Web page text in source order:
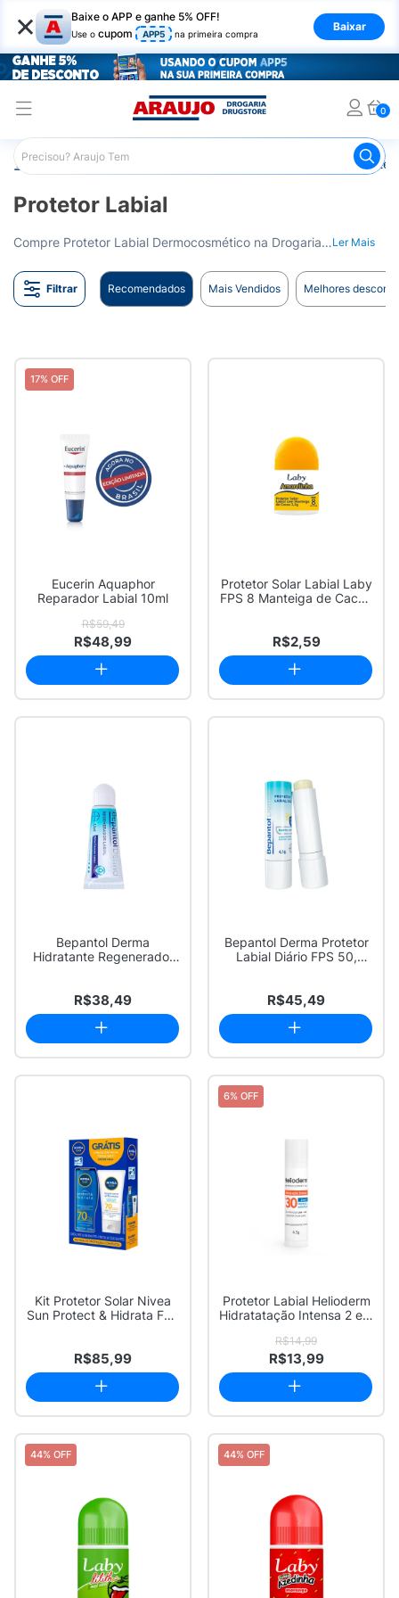
× Baixe o APP e ganhe 5% OFF!
Use o cupom APP5 na primeira compra
Baixar
0
Araujo Dermocosméticos
Protetor Labial
Compre Protetor Labial Dermocosmético na Drogaria Araujo. Mantenha seus lábios protegidos e hidratados. Entrega para todo o Brasil.Ler Mais
Filtrar Recomendados Mais Vendidos Melhores
17% OFF
Eucerin Aquaphor
Reparador Labial 10ml
R$59,49
R$48,99
Protetor Solar Labial Laby
FPS 8 Manteiga de Cacau
R$2,59
Bepantol Derma
Hidratante Regenerador
R$38,49
Bepantol Derma Protetor
Labial Diário FPS 50,
R$45,49
Kit Protetor Solar Nivea
Sun Protect & Hidrata FPS
R$85,99
6% OFF
Protetor Labial Helioderm
Hidratatação Intensa 2 em
R$14,99
R$13,99
44% OFF 44% OFF